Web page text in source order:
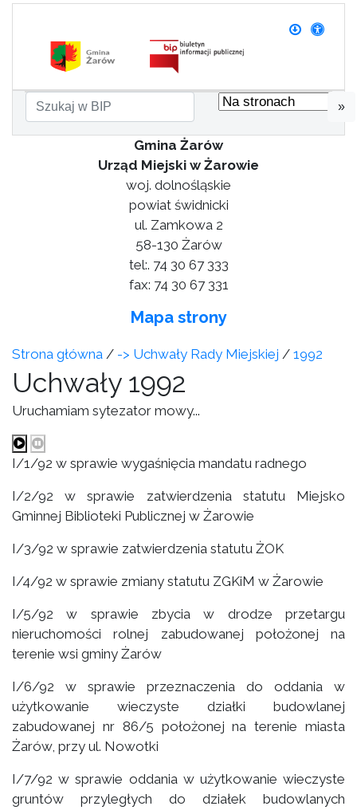
»
Gmina Żarów
Urząd Miejski w Żarowie
woj. dolnośląskie
powiat świdnicki
ul. Zamkowa 2
58-130 Żarów
tel:. 74 30 67 333
fax: 74 30 67 331
Mapa strony
Strona główna / -> Uchwały Rady Miejskiej / 1992
Uchwały 1992
Uruchamiam sytezator mowy...
I/1/92 w sprawie wygaśnięcia mandatu radnego
I/2/92 w sprawie zatwierdzenia statutu Miejsko
Gminnej Biblioteki Publicznej w Żarowie
I/3/92 w sprawie zatwierdzenia statutu ŻOK
I/4/92 w sprawie zmiany statutu ZGKiM w Żarowie
I/5/92 w sprawie zbycia w drodze przetargu
nieruchomości rolnej zabudowanej położonej na
terenie wsi gminy Żarów
I/6/92 w sprawie przeznaczenia do oddania w
użytkowanie wieczyste działki budowlanej
zabudowanej nr 86/5 położonej na terenie miasta
Żarów, przy ul. Nowotki
I/7/92 w sprawie oddania w użytkowanie wieczyste
gruntów przyległych do działek budowlanych